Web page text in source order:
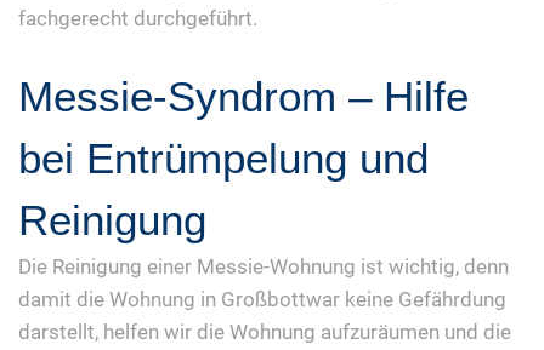
fachgerecht durchgeführt.
Messie-Syndrom – Hilfe
bei Entrümpelung und
Reinigung
Die Reinigung einer Messie-Wohnung ist wichtig, denn
damit die Wohnung in Großbottwar keine Gefährdung
darstellt, helfen wir die Wohnung aufzuräumen und die